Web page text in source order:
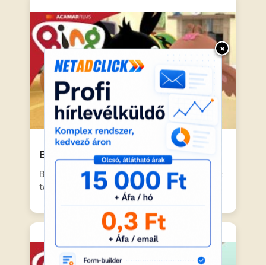
×
Bing – Búcsúzás
Bing, a kis fekete nyuszi, most is valami újat
tanul…